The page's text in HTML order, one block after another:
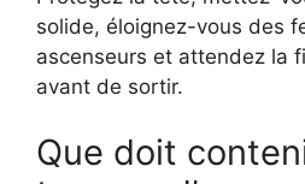
solide, éloignez-vous des
ascenseurs et attendez la
avant de sortir.
Que doit